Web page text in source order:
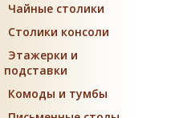
Чайные столики
Столики консоли
Этажерки и
подставки
Комоды и тумбы